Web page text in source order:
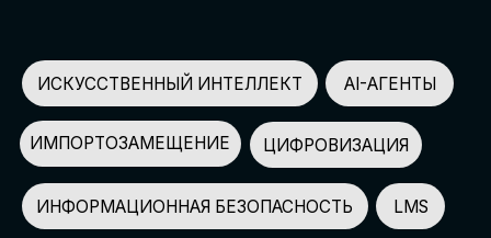
НЕЙРОСЕТИ ДЛЯ БИЗНЕСА
КЭДО АВТОМАТИЗАЦИЯ HR
АВТОМАТИЗАЦИЯ МАРКЕТИНГА И ПРОДАЖ
AI-АССИСТЕНТЫ
ЧАТ-БОТЫ